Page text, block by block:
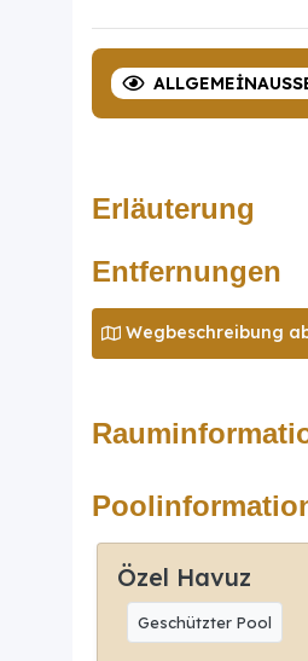
ALLGEMEIN
Erläuterung
Entfernungen
Wegbeschreibung
Özel Havuz
Geschützter Pool